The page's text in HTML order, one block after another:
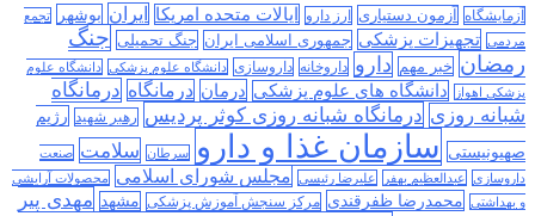
آزمایشگاه آزمون دستیاری ارز دارو ایالات متحده امریکا ایران بوشهر
تجمع
مردمی تجهیزات پزشکی جمهوری اسلامی ایران جنگ تحمیلی جنگ
رمضان خبر مهم دارو داروخانه داروسازی دانشگاه علوم پزشکی دانشگاه علوم
پزشکی اهواز
دانشگاه های علوم پزشکی درمان درمانگاه درمانگاه
شبانه روزی درمانگاه شبانه روزی کوثر پردیس رهبر شهید
رژیم
صهیونیستی سازمان غذا و دارو سرطان سلامت صنعت
داروسازی عبدالعظیم بهفر علیرضا رئیسی مجلس شورای اسلامی
محصولات آرایشی
و بهداشتی محمدرضا ظفرقندی مرکز سنجش آموزش پزشکی مشهد مهدی پیر